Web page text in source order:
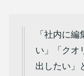
「社内に
い」「クオ
出したい」